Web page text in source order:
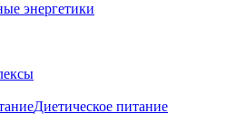
энергетики
Диетическое питание